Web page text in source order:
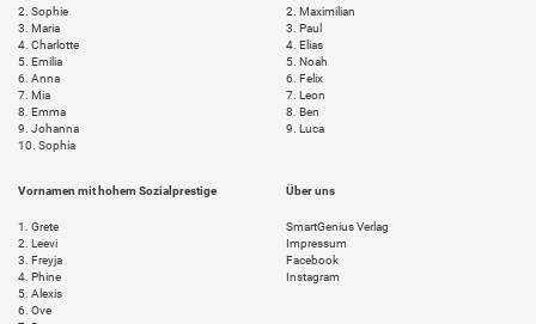
2. Sophie
3. Maria
4. Charlotte
5. Emilia
6. Anna
7. Mia
8. Emma
9. Johanna
10. Sophia
2. Maximilian
3. Paul
4. Elias
5. Noah
6. Felix
7. Leon
8. Ben
9. Luca
Vornamen mit hohem Sozialprestige
1. Grete
2. Leevi
3. Freyja
4. Phine
5. Alexis
6. Ove
Über uns
SmartGenius Verlag
Impressum
Facebook
Instagram